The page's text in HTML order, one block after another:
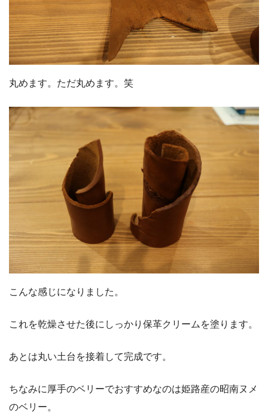
丸めます。ただ丸めます。笑
こんな感じになりました。
これを乾燥させた後にしっかり保革クリームを塗ります。
あとは丸い土台を接着して完成です。
ちなみに厚手のベリーでおすすめなのは姫路産の昭南ヌメ
のベリー。